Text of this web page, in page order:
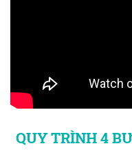
QUY TRÌNH 4